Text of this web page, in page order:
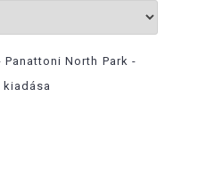
North Park -
kiadása